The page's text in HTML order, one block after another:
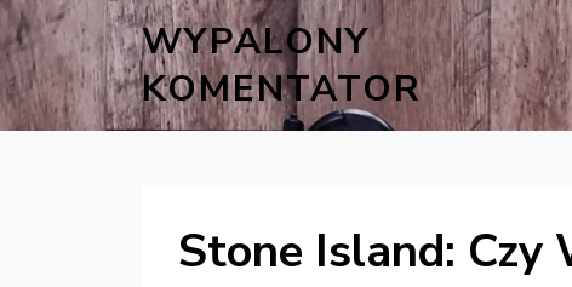
WYPALONY
KOMENTATOR
Stone Island: